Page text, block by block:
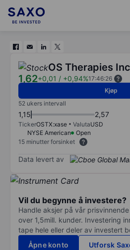
OS Therapies
1,62+0,01 / +0,94%17:46:26
Kjøp
52 ukers intervall
1,15 2,57
TickerOSTX:xase ValutaUSD
NYSE American
Open
15 minutter forsinket
Data levert av
Vil du begynne å investere?
Handle aksjer på vår
over 1,5mill. kunder. Investering
tape hele eller deler av investert
Åpne konto
Utforsk